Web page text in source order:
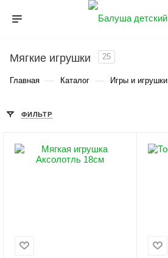
Мягкие игрушки 25
Главная — Каталог — Игры и игрушки
ФИЛЬТР